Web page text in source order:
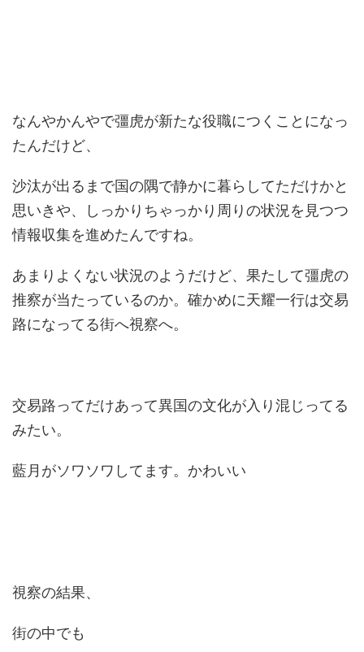
なんやかんやで彊虎が新たな役職につくことになっ
たんだけど、
沙汰が出るまで国の隅で静かに暮らしてただけかと
思いきや、しっかりちゃっかり周りの状況を見つつ
情報収集を進めたんですね。
あまりよくない状況のようだけど、果たして彊虎の
推察が当たっているのか。確かめに天耀一行は交易
路になってる街へ視察へ。
交易路ってだけあって異国の文化が入り混じってる
みたい。
藍月がソワソワしてます。かわいい
視察の結果、
街の中でも